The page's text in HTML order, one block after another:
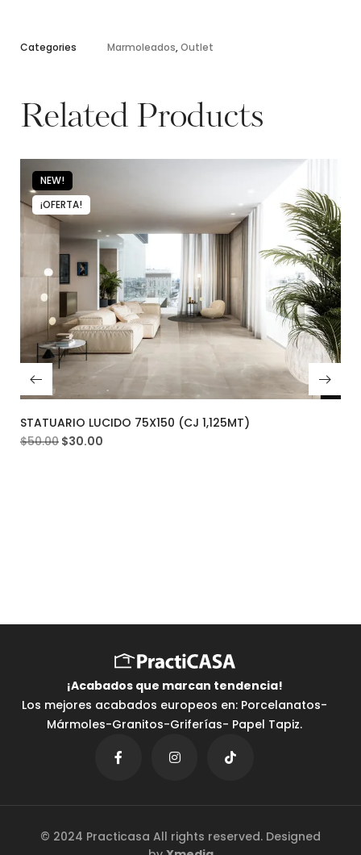
Categories Marmoleados,Outlet
Related Products
NEW!
¡OFERTA!
STATUARIO LUCIDO 75X150 (CJ 1,125MT)
$50.00 $30.00
¡Acabados que marcan tendencia⁣!
Los mejores acabados europeos en: Porcelanatos-
Mármoles-Granitos-Griferías- Papel Tapiz.
© 2024 Practicasa All rights reserved. Designed